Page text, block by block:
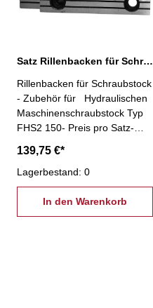
Satz Rillenbacken für Schraubstock Typ FHS2 150
Rillenbacken für Schraubstock
- Zubehör für Hydraulischen
Maschinenschraubstock Typ
FHS2 150- Preis pro Satz-
139,75 €*
Lagerbestand: 0
In den Warenkorb